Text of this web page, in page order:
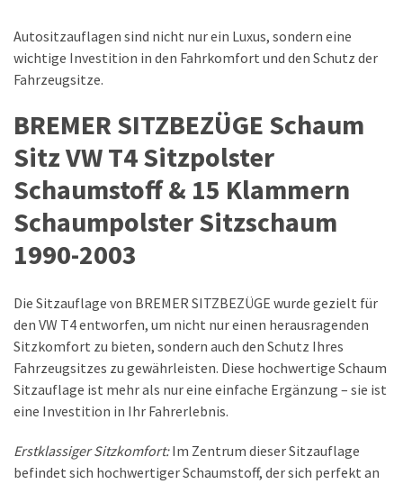
im
Auto:
Wie
den
richtigen
Kindersitz
auswählt
und
die
Sicherheit
gewährleistet
Zukunft
der
Mobilität:
Geteilte
Mobilität
und
Verkehrsmittel
Autositzauflagen sind nicht nur ein Luxus, sondern eine
wichtige Investition in den Fahrkomfort und den Schutz der
Fahrzeugsitze.
BREMER SITZBEZÜGE Schaum
Sitz VW T4 Sitzpolster
Schaumstoff & 15 Klammern
Schaumpolster Sitzschaum
1990-2003
Die Sitzauflage von BREMER SITZBEZÜGE wurde gezielt für
den VW T4 entworfen, um nicht nur einen herausragenden
Sitzkomfort zu bieten, sondern auch den Schutz Ihres
Fahrzeugsitzes zu gewährleisten. Diese hochwertige Schaum
Sitzauflage ist mehr als nur eine einfache Ergänzung – sie ist
eine Investition in Ihr Fahrerlebnis.
Erstklassiger Sitzkomfort:Im Zentrum dieser Sitzauflage
befindet sich hochwertiger Schaumstoff, der sich perfekt an